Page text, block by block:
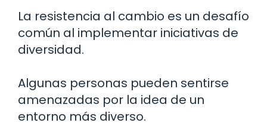
La resistencia al cambio es un desafío
común al implementar iniciativas de
diversidad.
Algunas personas pueden sentirse
amenazadas por la idea de un
entorno más diverso.